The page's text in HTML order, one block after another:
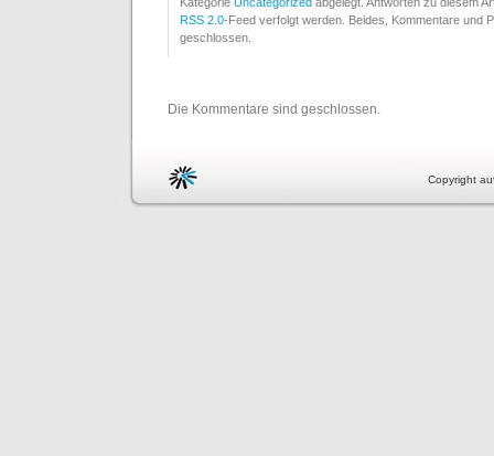
RSS 2.0-Feed verfolgt werden. Beides, Kommentare und
geschlossen.
Die Kommentare sind geschlossen.
Copyright